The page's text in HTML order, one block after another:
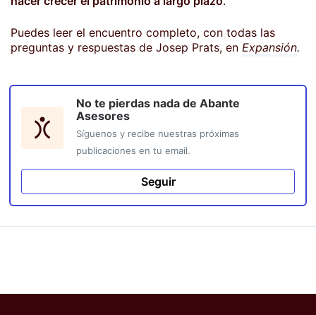
Puedes leer el encuentro completo, con todas las
preguntas y respuestas de Josep Prats, en Expansión.
No te pierdas nada de Abante
Asesores
Síguenos y recibe nuestras próximas
publicaciones en tu email.
Seguir